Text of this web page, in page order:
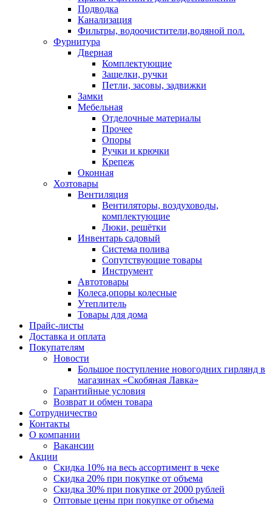
Подводка
Канализация
Фильтры, водоочистители,водяной пол.
Фурнитура
Дверная
Комплектующие
Защелки, ручки
Петли, засовы, задвижки
Замки
Мебельная
Отделочные материалы
Прочее
Опоры
Ручки и крючки
Крепеж
Оконная
Хозтовары
Вентиляция
Вентиляторы, воздуховоды,
комплектующие
Люки, решётки
Инвентарь садовый
Система полива
Сопутствующие товары
Инструмент
Автотовары
Колеса,опоры колесные
Утеплитель
Товары для дома
Прайс-листы
Доставка и оплата
Покупателям
Новости
Большое поступление новогодних гирлянд в
магазинах «Скобяная Лавка»
Гарантийные условия
Возврат и обмен товара
Сотрудничество
Контакты
О компании
Вакансии
Акции
Скидка 10% на весь ассортимент в чеке
Скидка 20% при покупке от объема
Скидка 30% при покупке от 2000 рублей
Оптовые цены при покупке от объема